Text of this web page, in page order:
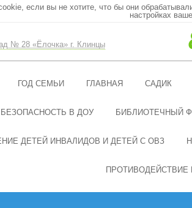
если вы не хотите, что бы они
настройках
№ 28 «Ёлочка» г. Клинцы
ГОД СЕМЬИ ГЛАВНАЯ САДИК
БЕЗОПАСНОСТЬ В ДОУ БИБЛИОТЕЧНЫЙ
ДЕТЕЙ ИНВАЛИДОВ И ДЕТЕЙ С ОВЗ
ПРОТИВОДЕЙСТВИЕ